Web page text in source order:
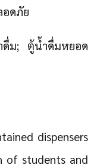
อดภัย
ม; ตู้น้ำดื่มหยอด
dispensers
of students and